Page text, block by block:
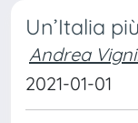
Un’Italia
Andrea
2021-01-01